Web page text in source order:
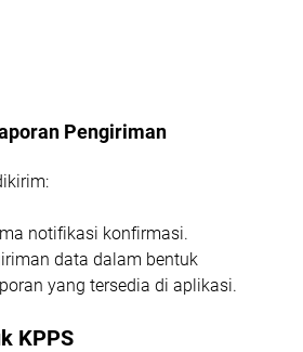
Pengiriman
notifikasi konfirmasi.
data dalam bentuk
yang tersedia di aplikasi.
KPPS